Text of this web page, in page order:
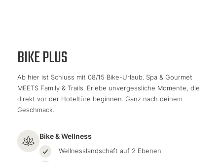
BIKE PLUS
Ab hier ist Schluss mit 08/15 Bike-Urlaub. Spa & Gourmet
MEETS Family & Trails. Erlebe unvergessliche Momente, die
direkt vor der Hoteltüre beginnen. Ganz nach deinem
Geschmack.
Bike & Wellness
Wellnesslandschaft auf 2 Ebenen